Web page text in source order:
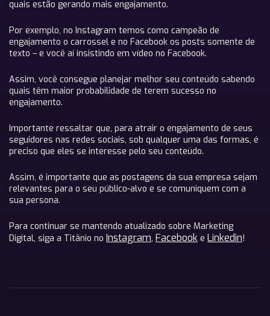
quais estão gerando mais engajamento.
Por exemplo, no Instagram temos como campeão de
engajamento o carrossel e no Facebook os posts somente de
texto – e você aí insistindo em vídeo no Facebook.
Assim, você consegue planejar melhor seu conteúdo sabendo
quais têm maior probabilidade de terem sucesso no
engajamento.
Importante ressaltar que, para atrair o engajamento de seus
seguidores nas redes sociais, sob qualquer uma das formas, é
preciso que eles se interesse pelo seu conteúdo.
Assim, é importante que as postagens da sua empresa sejam
relevantes para o seu público-alvo e se comuniquem com a
sua persona.
Para continuar se mantendo atualizado sobre Marketing
Digital, siga a Titânio no Instagram, Facebook e Linkedin!